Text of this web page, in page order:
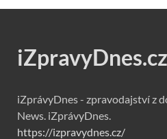
iZpravyDnes.cz
iZprávyDnes - zpravodajství z
News. iZprávyDnes.
https://izpravydnes.cz/